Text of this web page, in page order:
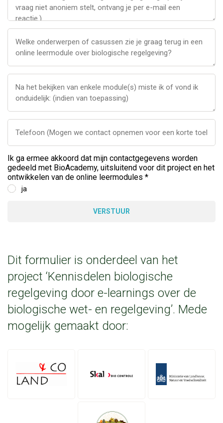
Ik ga ermee akkoord dat mijn contactgegevens worden
gedeeld met BioAcademy, uitsluitend voor dit project en het
ontwikkelen van de online leermodules *
ja
VERSTUUR
Dit formulier is onderdeel van het
project ‘Kennisdelen biologische
regelgeving door e-learnings over de
biologische wet- en regelgeving’. Mede
mogelijk gemaakt door: